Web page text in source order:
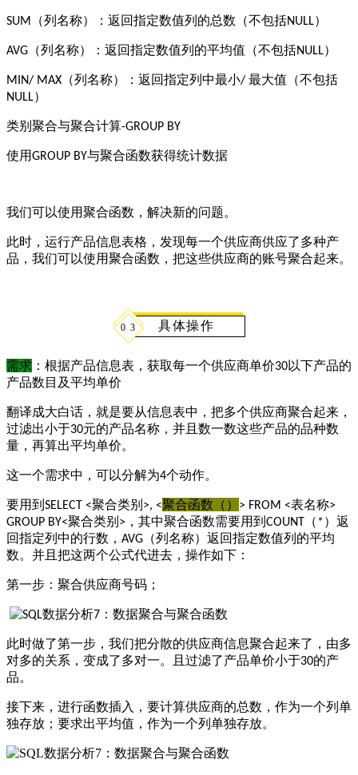
SUM （列名称）：返回指定数值列的总数（不包括NULL）
AVG （列名称）：返回指定数值列的平均值（不包括NULL）
MIN/ MAX （列名称）：返回指定列中最小/ 最大值（不包括
NULL）
类别聚合与聚合计算-GROUP BY
使用GROUP BY与聚合函数获得统计数据
我们可以使用聚合函数，解决新的问题。
此时，运行产品信息表格，发现每一个供应商供应了多种产
品，我们可以使用聚合函数，把这些供应商的账号聚合起来。
0 3 具体操作
需求 ：根据产品信息表，获取每一个供应商单价30以下产品的
产品数目及平均单价
翻译成大白话，就是要从信息表中，把多个供应商聚合起来，
过滤出小于30元的产品名称，并且数一数这些产品的品种数
量，再算出平均单价。
这一个需求中，可以分解为4个动作。
要用到 SELECT <聚合类别 >, <聚合函数（） > FROM <表名称>
GROUP BY<聚合类别 > ，其中聚合函数需要用到 COUNT （* ）返
回指定列中的行数， AVG （列名称）返回指定数值列的平均
数。并且把这两个公式代进去，操作如下：
第一步：聚合供应商号码；
此时做了第一步，我们把分散的供应商信息聚合起来了，由多
对多的关系，变成了多对一。且过滤了产品单价小于30的产
品。
接下来，进行函数插入，要计算供应商的总数，作为一个列单
独存放；要求出平均值，作为一个列单独存放。